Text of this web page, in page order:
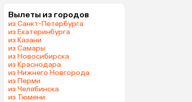
Вылеты из городов
из Санкт-Петербурга
из Екатеринбурга
из Казани
из Самары
из Новосибирска
из Краснодара
из Нижнего Новгорода
из Перми
из Челябинска
из Тюмени